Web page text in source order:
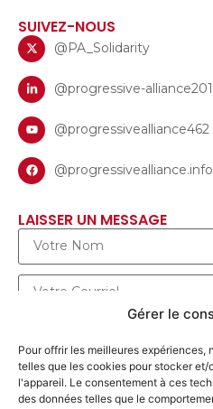
Gérer le
Pour offrir les meilleures expériences,
telles que les cookies pour stocker
l'appareil. Le consentement à ces
des données telles que le
SUIVEZ-NOUS
@PA_Solidarity
@progressive-
@progressivealliance462
@progressivealliance.info
LAISSER UN MESSAGE